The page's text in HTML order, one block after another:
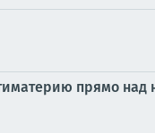
прямо над